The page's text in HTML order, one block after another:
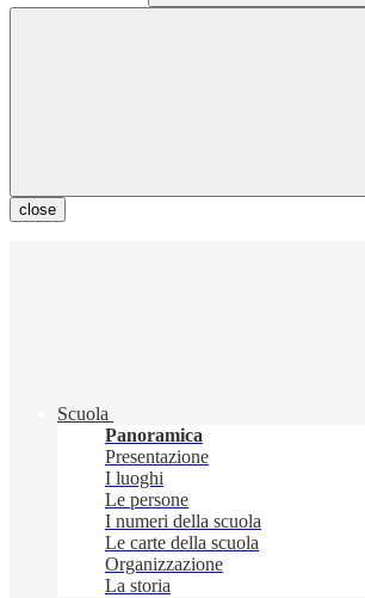
close
Scuola
Panoramica
Presentazione
I luoghi
Le persone
I numeri della scuola
Le carte della scuola
Organizzazione
La storia